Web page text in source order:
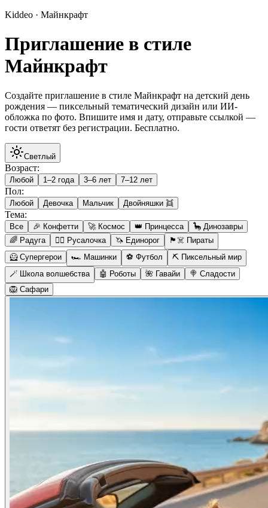
Kiddeo · Майнкрафт
Приглашение в стиле
Майнкрафт
Создайте приглашение в стиле Майнкрафт на детский день
рождения — пиксельный тематический дизайн или ИИ-
обложка по фото. Впишите имя и дату, отправьте ссылкой —
гости ответят без регистрации. Бесплатно.
Светлый
Возраст:
Любой 1–2 года 3–6 лет 7–12 лет
Пол:
Любой Девочка Мальчик Двойняшки 👯
Тема:
Все 🎉 Конфетти 🚀 Космос 👑 Принцесса
🦕 Динозавры
🌈 Радуга
🧜‍♀️ Русалочка 🦄 Единорог
🏴‍☠️ Пираты
🦸 Супергерои
🏎️ Машинки ⚽ Футбол
⛏️ Пиксельный мир
🪄 Школа волшебства
🤖 Роботы 🌺 Гавайи
🍭 Сладости
🦁 Сафари